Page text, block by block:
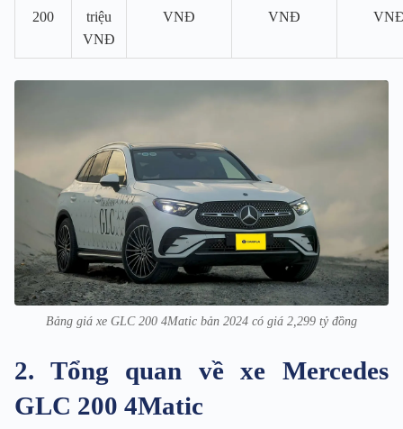
200
triệu
VNĐ
VNĐ
VNĐ
Bảng giá xe GLC 200 4Matic bản 2024 có giá 2,299 tỷ đồng
2. Tổng quan về xe Mercedes
GLC 200 4Matic